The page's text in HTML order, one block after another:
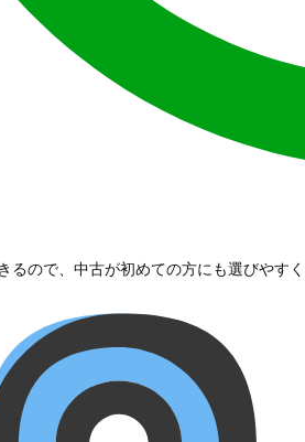
るので、中古が初めての方にも選びやす